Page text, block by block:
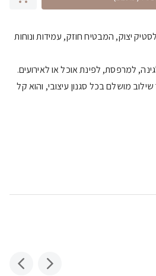
יצוק, המבטיח חוזק, עמידות ונוחות
למרפסת, לפינת אוכל או לאירועים.
מושלם בכל סגנון עיצובי, והוא קל